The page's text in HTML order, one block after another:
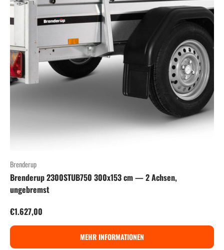
Brenderup
Brenderup 2300STUB750 300x153 cm — 2 Achsen,
ungebremst
Normaler Preis
€1.627,00
MEHR INFORMATIONEN